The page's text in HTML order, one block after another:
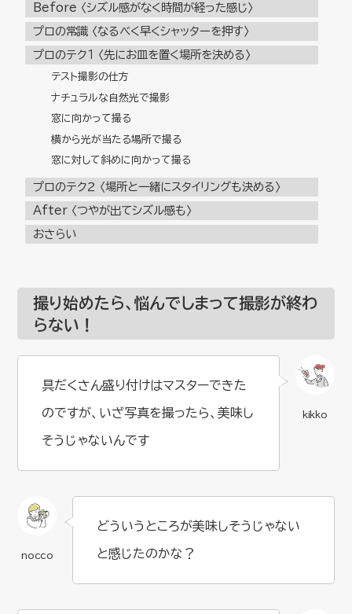
Before 〈シズル感がなく時間が経った感じ〉
プロの常識 〈なるべく早くシャッターを押す〉
プロのテク１ 〈先にお皿を置く場所を決める〉
テスト撮影の仕方
ナチュラルな自然光で撮影
窓に向かって撮る
横から光が当たる場所で撮る
窓に対して斜めに向かって撮る
プロのテク２ 〈場所と一緒にスタイリングも決める〉
After 〈つやが出てシズル感も〉
おさらい
撮り始めたら、悩んでしまって撮影が終わ
らない！
具だくさん盛り付けはマスターできた
のですが、いざ写真を撮ったら、美味し
そうじゃないんです
どういうところが美味しそうじゃない
と感じたのかな？